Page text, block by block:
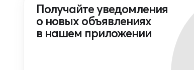
Получайте уведомления
о новых объявлениях
в нашем приложении